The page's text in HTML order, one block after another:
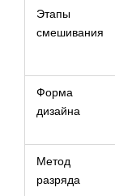
Этапы
смешивания
Форма
дизайна
Метод
разряда